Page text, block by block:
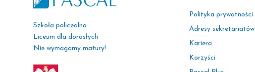
Szkoła policealna
Liceum dla dorosłych
Nie wymagamy matury!
Polityka prywatności
Adresy sekretariatów
Kariera
Korzyści